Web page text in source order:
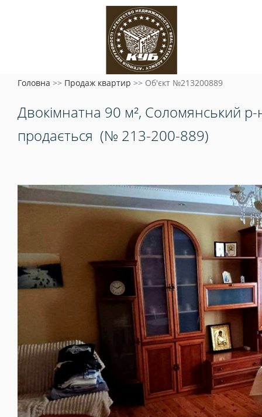
Головна >> Продаж квартир >> Об'єкт №213200889
Двокімнатна 90 м², Соломянський
продається (№ 213-200-889)